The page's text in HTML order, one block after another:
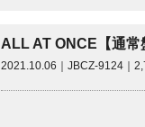
ALL AT ONCE【通常
2021.10.06｜JBCZ-9124｜